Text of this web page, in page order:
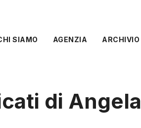
SIAMO AGENZIA ARCHIVIO
di Angela